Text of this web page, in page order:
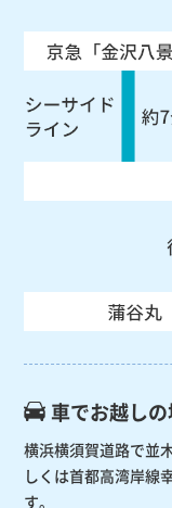
車でお越し
横浜横須賀道路で並
しくは首都高湾岸線
す。